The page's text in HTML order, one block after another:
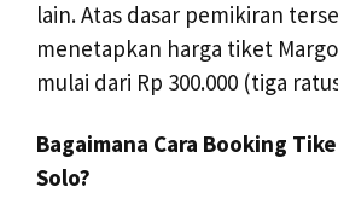
lain. Atas dasar pemikiran
menetapkan harga tiket
mulai dari Rp 300.000 (tiga
Bagaimana Cara Booking
Solo?